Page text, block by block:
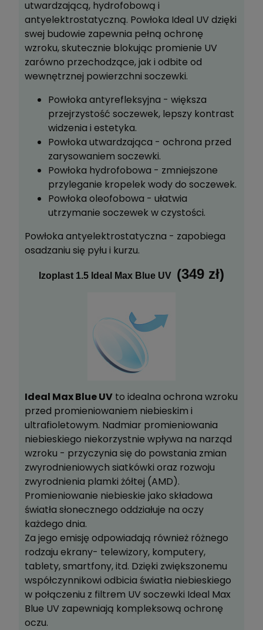
utwardzającą, hydrofobową i
antyelektrostatyczną. Powłoka Ideal UV dzięki
swej budowie zapewnia pełną ochronę
wzroku, skutecznie blokując promienie UV
zarówno przechodzące, jak i odbite od
wewnętrznej powierzchni soczewki.
Powłoka antyrefleksyjna - większa
przejrzystość soczewek, lepszy kontrast
widzenia i estetyka.
Powłoka utwardzająca - ochrona przed
zarysowaniem soczewki.
Powłoka hydrofobowa - zmniejszone
przyleganie kropelek wody do soczewek.
Powłoka oleofobowa - ułatwia
utrzymanie soczewek w czystości.
Powłoka antyelektrostatyczna - zapobiega
osadzaniu się pyłu i kurzu.
Izoplast 1.5 Ideal Max Blue UV (349 zł)
Ideal Max Blue UV to idealna ochrona wzroku
przed promieniowaniem niebieskim i
ultrafioletowym. Nadmiar promieniowania
niebieskiego niekorzystnie wpływa na narząd
wzroku - przyczynia się do powstania zmian
zwyrodnieniowych siatkówki oraz rozwoju
zwyrodnienia plamki żółtej (AMD).
Promieniowanie niebieskie jako składowa
światła słonecznego oddziałuje na oczy
każdego dnia.
Za jego emisję odpowiadają również różnego
rodzaju ekrany- telewizory, komputery,
tablety, smartfony, itd. Dzięki zwiększonemu
współczynnikowi odbicia światła niebieskiego
w połączeniu z filtrem UV soczewki Ideal Max
Blue UV zapewniają kompleksową ochronę
oczu.